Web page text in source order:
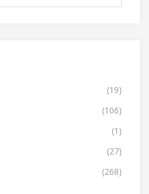
(19)
(106)
(1)
(27)
(268)